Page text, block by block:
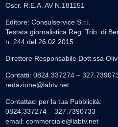
Oscr. R.E.A. AV N.181151
Editore: Consulservice S.r.l.
Testata giornalistica Reg. Trib. di
n. 244 del 26.02.2015
Direttore Responsabile Dott.ssa
Contatti: 0824.337274 –
redazione@labtv.net
Contattaci per la tua Pubblicità:
0824.337274 – 327.7390733
email: commerciale@labtv.net